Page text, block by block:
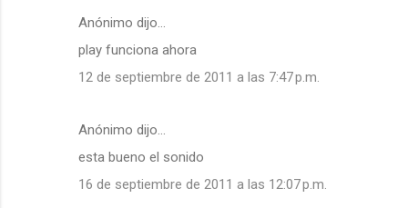
Anónimo dijo…
play funciona ahora
12 de septiembre de 2011 a las 7:47 p.m.
Anónimo dijo…
esta bueno el sonido
16 de septiembre de 2011 a las 12:07 p.m.